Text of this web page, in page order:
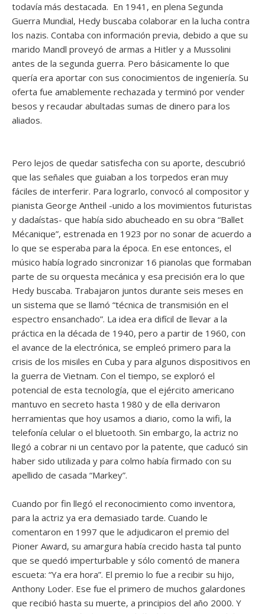
todavía más destacada. En 1941, en plena Segunda
Guerra Mundial, Hedy buscaba colaborar en la lucha contra
los nazis. Contaba con información previa, debido a que su
marido Mandl proveyó de armas a Hitler y a Mussolini
antes de la segunda guerra. Pero básicamente lo que
quería era aportar con sus conocimientos de ingeniería. Su
oferta fue amablemente rechazada y terminó por vender
besos y recaudar abultadas sumas de dinero para los
aliados.
Pero lejos de quedar satisfecha con su aporte, descubrió
que las señales que guiaban a los torpedos eran muy
fáciles de interferir. Para lograrlo, convocó al compositor y
pianista George Antheil -unido a los movimientos futuristas
y dadaístas- que había sido abucheado en su obra “Ballet
Mécanique”, estrenada en 1923 por no sonar de acuerdo a
lo que se esperaba para la época. En ese entonces, el
músico había logrado sincronizar 16 pianolas que formaban
parte de su orquesta mecánica y esa precisión era lo que
Hedy buscaba. Trabajaron juntos durante seis meses en
un sistema que se llamó “técnica de transmisión en el
espectro ensanchado”. La idea era difícil de llevar a la
práctica en la década de 1940, pero a partir de 1960, con
el avance de la electrónica, se empleó primero para la
crisis de los misiles en Cuba y para algunos dispositivos en
la guerra de Vietnam. Con el tiempo, se exploró el
potencial de esta tecnología, que el ejército americano
mantuvo en secreto hasta 1980 y de ella derivaron
herramientas que hoy usamos a diario, como la wifi, la
telefonía celular o el bluetooth. Sin embargo, la actriz no
llegó a cobrar ni un centavo por la patente, que caducó sin
haber sido utilizada y para colmo había firmado con su
apellido de casada “Markey”.
Cuando por fin llegó el reconocimiento como inventora,
para la actriz ya era demasiado tarde. Cuando le
comentaron en 1997 que le adjudicaron el premio del
Pioner Award, su amargura había crecido hasta tal punto
que se quedó imperturbable y sólo comentó de manera
escueta: “Ya era hora”. El premio lo fue a recibir su hijo,
Anthony Loder. Ese fue el primero de muchos galardones
que recibió hasta su muerte, a principios del año 2000. Y